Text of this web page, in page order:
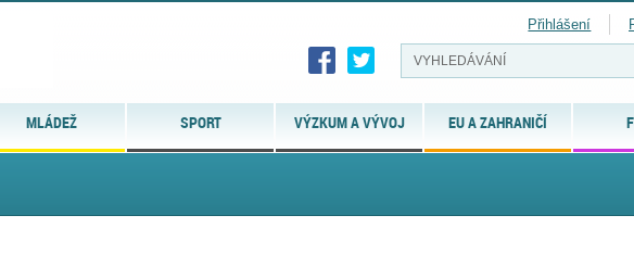
MLÁDEŽ SPORT VÝZKUM A VÝVOJ EU A ZAHRANIČÍ
Přihlášení